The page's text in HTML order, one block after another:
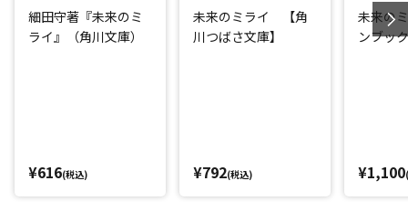
細田守著『未来のミ
ライ』（角川文庫）
¥616(税込)
未来のミライ 【角
川つばさ文庫】
¥792(税込)
未来の
ンブック
¥1,100